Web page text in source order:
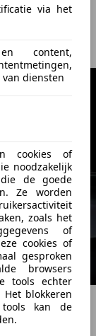
via het
en content,
diensten
cookies of
noodzakelijk
de goede
Ze worden
zoals het
of
cookies of
gesproken
browsers
tools echter
blokkeren
kan de
rollen deze
modellen.
het juist pure
er qua